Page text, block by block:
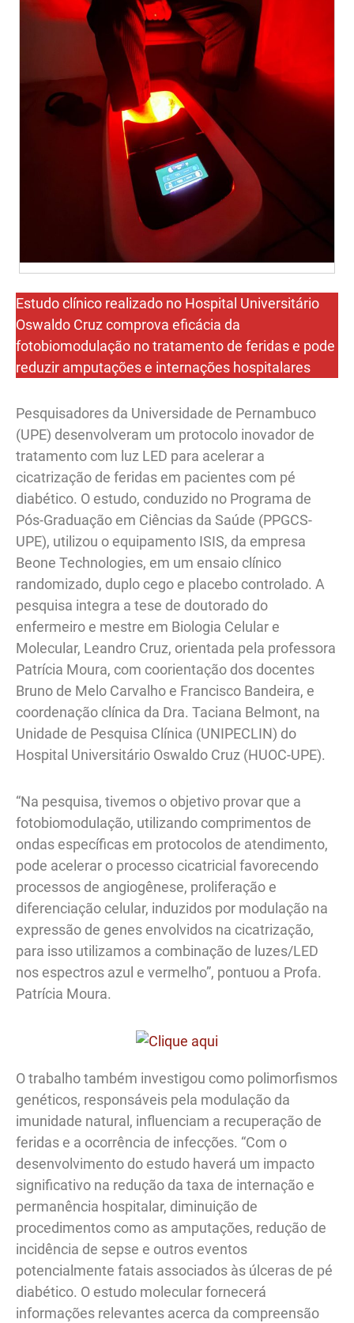
Estudo clínico realizado no Hospital Universitário
Oswaldo Cruz comprova eficácia da
fotobiomodulação no tratamento de feridas e pode
reduzir amputações e internações hospitalares
Pesquisadores da Universidade de Pernambuco
(UPE) desenvolveram um protocolo inovador de
tratamento com luz LED para acelerar a
cicatrização de feridas em pacientes com pé
diabético. O estudo, conduzido no Programa de
Pós-Graduação em Ciências da Saúde (PPGCS-
UPE), utilizou o equipamento ISIS, da empresa
Beone Technologies, em um ensaio clínico
randomizado, duplo cego e placebo controlado. A
pesquisa integra a tese de doutorado do
enfermeiro e mestre em Biologia Celular e
Molecular, Leandro Cruz, orientada pela professora
Patrícia Moura, com coorientação dos docentes
Bruno de Melo Carvalho e Francisco Bandeira, e
coordenação clínica da Dra. Taciana Belmont, na
Unidade de Pesquisa Clínica (UNIPECLIN) do
Hospital Universitário Oswaldo Cruz (HUOC-UPE).
“Na pesquisa, tivemos o objetivo provar que a
fotobiomodulação, utilizando comprimentos de
ondas específicas em protocolos de atendimento,
pode acelerar o processo cicatricial favorecendo
processos de angiogênese, proliferação e
diferenciação celular, induzidos por modulação na
expressão de genes envolvidos na cicatrização,
para isso utilizamos a combinação de luzes/LED
nos espectros azul e vermelho”, pontuou a Profa.
Patrícia Moura.
O trabalho também investigou como polimorfismos
genéticos, responsáveis pela modulação da
imunidade natural, influenciam a recuperação de
feridas e a ocorrência de infecções. “Com o
desenvolvimento do estudo haverá um impacto
significativo na redução da taxa de internação e
permanência hospitalar, diminuição de
procedimentos como as amputações, redução de
incidência de sepse e outros eventos
potencialmente fatais associados às úlceras de pé
diabético. O estudo molecular fornecerá
informações relevantes acerca da compreensão